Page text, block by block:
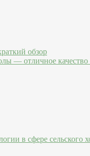
обзор
в сфере сельского